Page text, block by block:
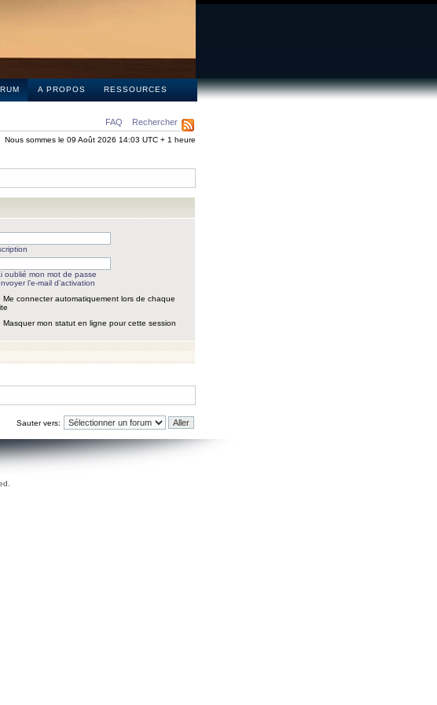
A PROPOS RESSOURCES
FAQ Rechercher
Nous sommes le 09 Août 2026 14:03 UTC + 1 heure
oublié mon mot de passe
l’e-mail d’activation
Me connecter automatiquement lors de chaque
Masquer mon statut en ligne pour cette session
Sauter vers: